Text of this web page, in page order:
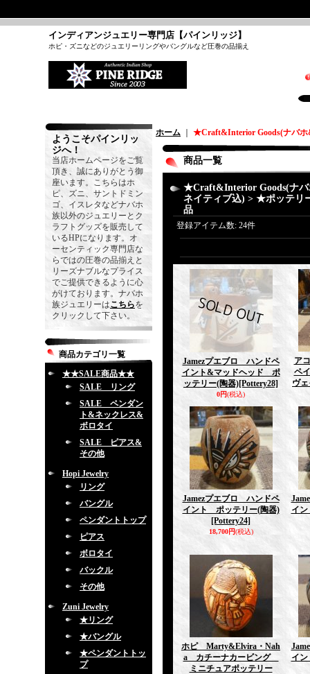
インディアンジュエリー専門店【パインリッジ】
ホピ・ズニなどのジュエリーリングやバングルなど圧巻の品揃え
ようこそパインリッ
ジへ！
当店ホームページをご覧
頂き、誠にありがとう御
座います。こちらはホ
ピ、ズニ、サントドミン
ゴ、イスレタなどナバホ
族以外のジュエリーとク
ラフトグッズを販売して
いるHPになります。オ
ーセンティック専門店な
らではの圧巻の品揃えと
リーズナブルなプライス
でご提供できるように心
がけております。ナバホ
族ジュエリーはこちらを
クリックして下さい。
商品カテゴリ一覧
★★SALE商品★★
SALE リング
SALE ペンダン
ト&ネックレス&
ボロタイ
SALE ピアス&
その他
Hopi Jewelry
リング
バングル
ペンダントトップ
ピアス
ボロタイ
バックル
その他
Zuni Jewelry
★リング
★バングル
★ペンダントトッ
プ
ホーム ★Craft&Interior Goods(ナバ
商品一覧
★Craft&Interior Goods(ナ
ネイティブ込) > ★ポッテリ
品
登録アイテム数: 24件
Jamezプエブロ ハンドペ
イント&マッドヘッド ポ
ッテリー(陶器)[Pottery28]
0円(税込)
ア
ペ
ヴ
Jamezプエブロ ハンドペ
イント ポッテリー(陶器)
[Pottery24]
18,700円(税込)
イ
ホピ Marty&Elvira・Nah
a カチーナカービング
ミニチュアポッテリー
イ